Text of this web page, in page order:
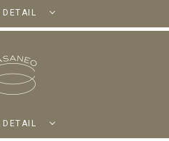
DETAIL
DETAIL